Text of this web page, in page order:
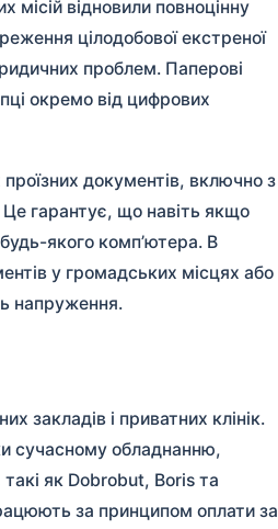
відновили повноцінну
цілодобової екстреної
проблем. Паперові
окремо від цифрових
документів, включно з
гарантує, що навіть якщо
якого комп’ютера. В
у громадських місцях або
напруження.
закладів і приватних клінік.
сучасному обладнанню,
як Dobrobut, Boris та
за принципом оплати за